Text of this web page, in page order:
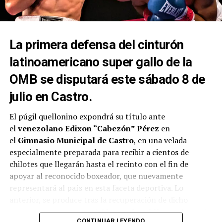
La primera defensa del cinturón
latinoamericano super gallo de la
OMB se disputará este sábado 8 de
julio en Castro.
El púgil quellonino expondrá su título ante
elvenezolano Edixon “Cabezón” Pérez en
el Gimnasio Municipal de Castro, en una velada
especialmente preparada para recibir a cientos de
chilotes que llegarán hasta el recinto con el fin de
apoyar al reconocido boxeador, que nuevamente
representará al país en esta faceta deportiva. Lo
campeonato por parte delboxeador chileno, el pasado